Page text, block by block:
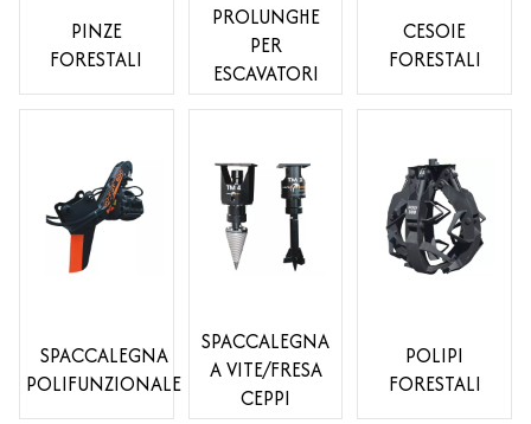
PINZE
FORESTALI
PROLUNGHE
PER
ESCAVATORI
CESOIE
FORESTALI
SPACCALEGNA
POLIFUNZIONALE
SPACCALEGNA
A VITE/FRESA
CEPPI
POLIPI
FORESTALI